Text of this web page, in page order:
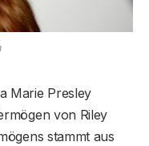
Marie Presley
von Riley
stammt aus